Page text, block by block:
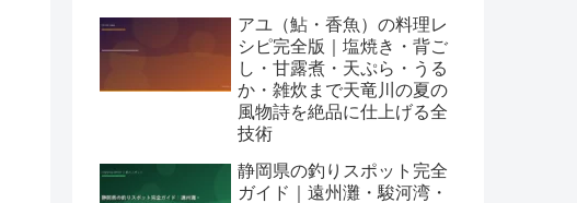
アユ（鮎・香魚）の料理レ
シピ完全版｜塩焼き・背ご
し・甘露煮・天ぷら・うる
か・雑炊まで天竜川の夏の
風物詩を絶品に仕上げる全
技術
静岡県の釣りスポット完全
ガイド｜遠州灘・駿河湾・